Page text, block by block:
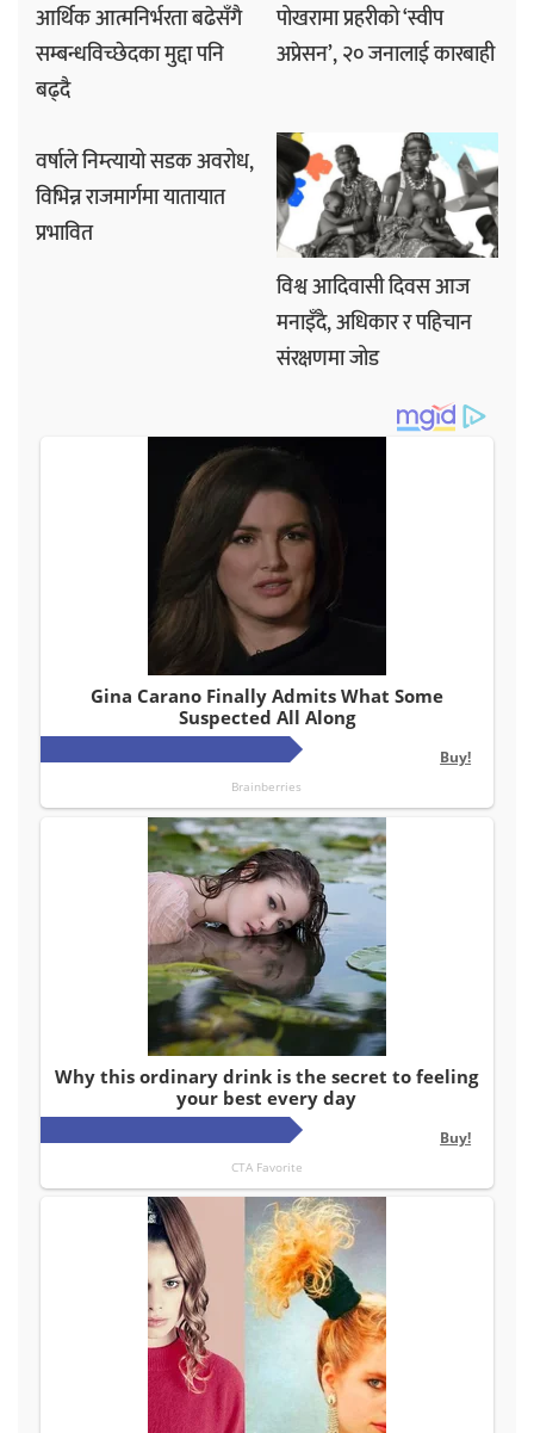
आर्थिक आत्मनिर्भरता बढेसँगै
सम्बन्धविच्छेदका मुद्दा पनि
बढ्दै
पोखरामा प्रहरीको ‘स्वीप
अप्रेसन’, २० जनालाई कारबाही
वर्षाले निम्त्यायो सडक अवरोध,
विभिन्न राजमार्गमा यातायात
प्रभावित
विश्व आदिवासी दिवस आज
मनाइँदै, अधिकार र पहिचान
संरक्षणमा जोड